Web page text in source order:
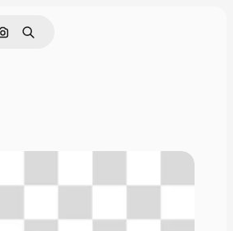
Cerca per immagine
Ricerca